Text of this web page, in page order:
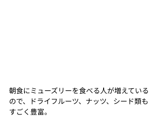
朝食にミューズリーを食べる人が増えている
ので、ドライフルーツ、ナッツ、シード類も
すごく豊富。